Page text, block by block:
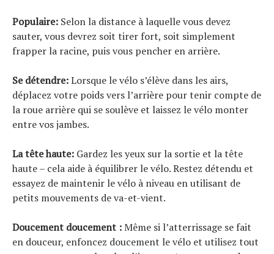
Populaire: Selon la distance à laquelle vous devez
sauter, vous devrez soit tirer fort, soit simplement
frapper la racine, puis vous pencher en arrière.
Se détendre:Lorsque le vélo s’élève dans les airs,
déplacez votre poids vers l’arrière pour tenir compte de
la roue arrière qui se soulève et laissez le vélo monter
entre vos jambes.
La tête haute: Gardez les yeux sur la sortie et la tête
haute – cela aide à équilibrer le vélo. Restez détendu et
essayez de maintenir le vélo à niveau en utilisant de
petits mouvements de va-et-vient.
Doucement doucement :Même si l’atterrissage se fait
en douceur, enfoncez doucement le vélo et utilisez tout